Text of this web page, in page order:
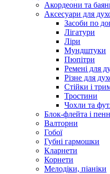
Акордеони та
Аксесуари для
Засоби по
Лігатури
Ліри
Мундштуки
Пюпітри
Ремені для
Різне для
Стійки і
Тростини
Чохли та
Блок-флейта і
Валторни
Гобої
Губні гармошки
Кларнети
Корнети
Мелодіки, піаніки